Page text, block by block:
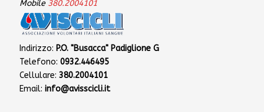
Mobile 380.2004101
Indirizzo: P.O. "Busacca" Padiglione G
Telefono: 0932.446495
Cellulare: 380.2004101
Email: info@avisscicli.it